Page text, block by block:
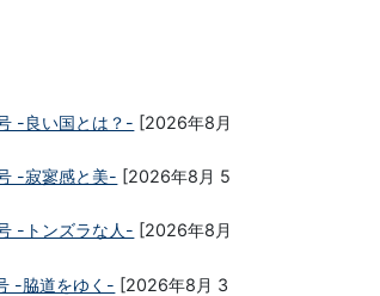
-良い国とは？- [2026年8月
-寂寥感と美- [2026年8月 5
-トンズラな人- [2026年8月
-脇道をゆく- [2026年8月 3